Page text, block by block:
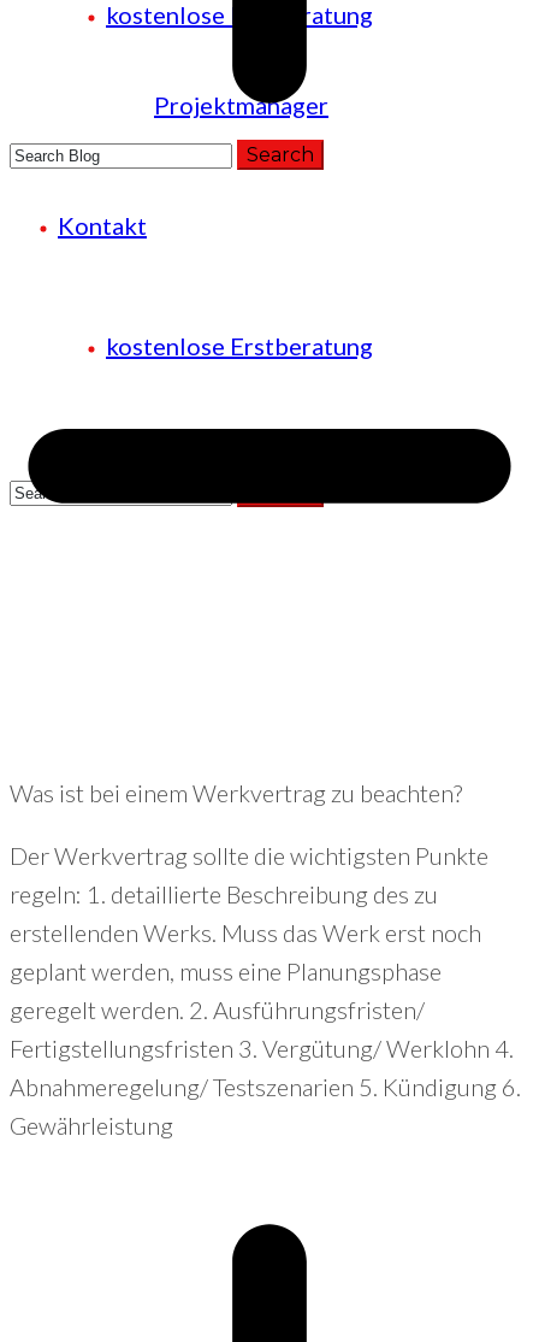
Projektmanager
Kontakt
kostenlose Erstberatung
kostenlose Erstberatung
Was ist bei einem Werkvertrag zu beachten?
Der Werkvertrag sollte die wichtigsten Punkte
regeln: 1. detaillierte Beschreibung des zu
erstellenden Werks. Muss das Werk erst noch
geplant werden, muss eine Planungsphase
geregelt werden. 2. Ausführungsfristen/
Fertigstellungsfristen 3. Vergütung/ Werklohn 4.
Abnahmeregelung/ Testszenarien 5. Kündigung 6.
Gewährleistung